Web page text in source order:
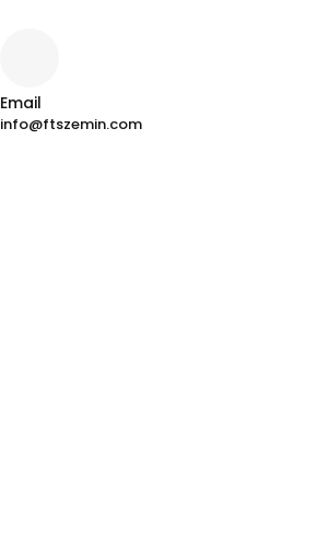
Email
info@ftszemin.com